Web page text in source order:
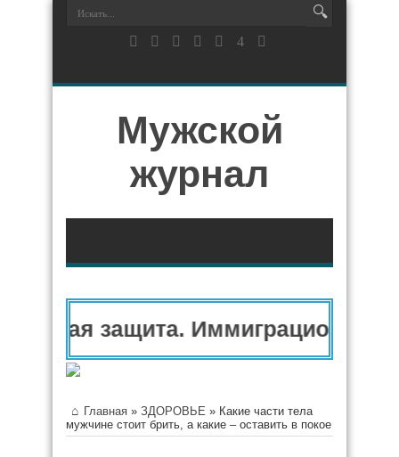
Мужской
журнал
защита. Иммиграционный
Главная » ЗДОРОВЬЕ » Какие части тела
мужчине стоит брить, а какие – оставить в покое